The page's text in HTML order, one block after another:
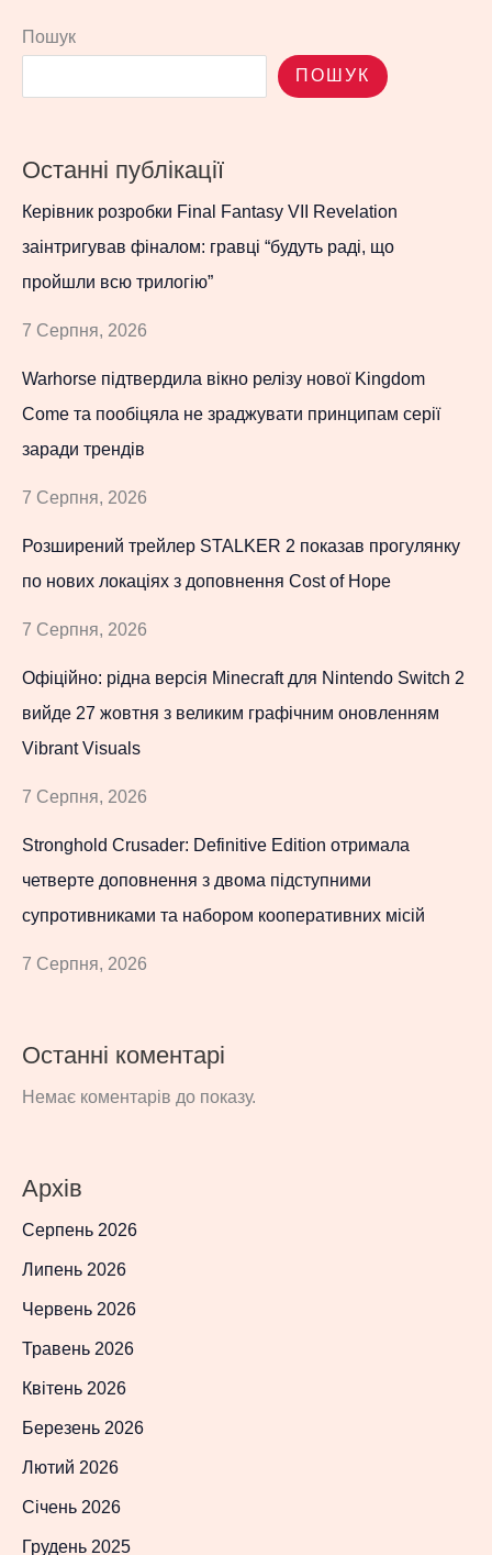
Пошук
ПОШУК
Останні публікації
Керівник розробки Final Fantasy VII Revelation
заінтригував фіналом: гравці “будуть раді, що
пройшли всю трилогію”
7 Серпня, 2026
Warhorse підтвердила вікно релізу нової Kingdom
Come та пообіцяла не зраджувати принципам серії
заради трендів
7 Серпня, 2026
Розширений трейлер STALKER 2 показав прогулянку
по нових локаціях з доповнення Cost of Hope
7 Серпня, 2026
Офіційно: рідна версія Minecraft для Nintendo Switch 2
вийде 27 жовтня з великим графічним оновленням
Vibrant Visuals
7 Серпня, 2026
Stronghold Crusader: Definitive Edition отримала
четверте доповнення з двома підступними
супротивниками та набором кооперативних місій
7 Серпня, 2026
Останні коментарі
Немає коментарів до показу.
Архів
Серпень 2026
Липень 2026
Червень 2026
Травень 2026
Квітень 2026
Березень 2026
Лютий 2026
Січень 2026
Грудень 2025